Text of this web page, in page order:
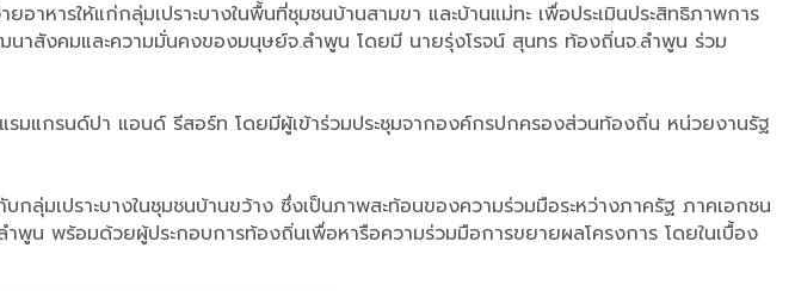
หารให้แก่กลุ่มเปราะบางในพื้นที่ชุมชนบ้านสามขา และบ้านแม่ทะ เพื่อประเมินประสิทธิภาพการ
าสังคมและความมั่นคงของมนุษย์จ.ลำพูน โดยมี นายรุ่งโรจน์ สุนทร ท้องถิ่นจ.ลำพูน ร่วม
แกรนด์ปา แอนด์ รีสอร์ท โดยมีผู้เข้าร่วมประชุมจากองค์กรปกครองส่วนท้องถิ่น หน่วยงานรัฐ
มเปราะบางในชุมชนบ้านขว้าง ซึ่งเป็นภาพสะท้อนของความร่วมมือระหว่างภาครัฐ ภาคเอกชน
น พร้อมด้วยผู้ประกอบการท้องถิ่นเพื่อหารือความร่วมมือการขยายผลโครงการ โดยในเบื้อง